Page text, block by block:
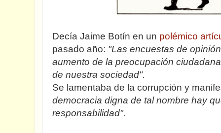
Decía Jaime Botín en un polémico
pasado año: "Las encuestas de
aumento de la preocupación
de nuestra sociedad".
Se lamentaba de la corrupción y
democracia digna de tal nombre hay
responsabilidad".